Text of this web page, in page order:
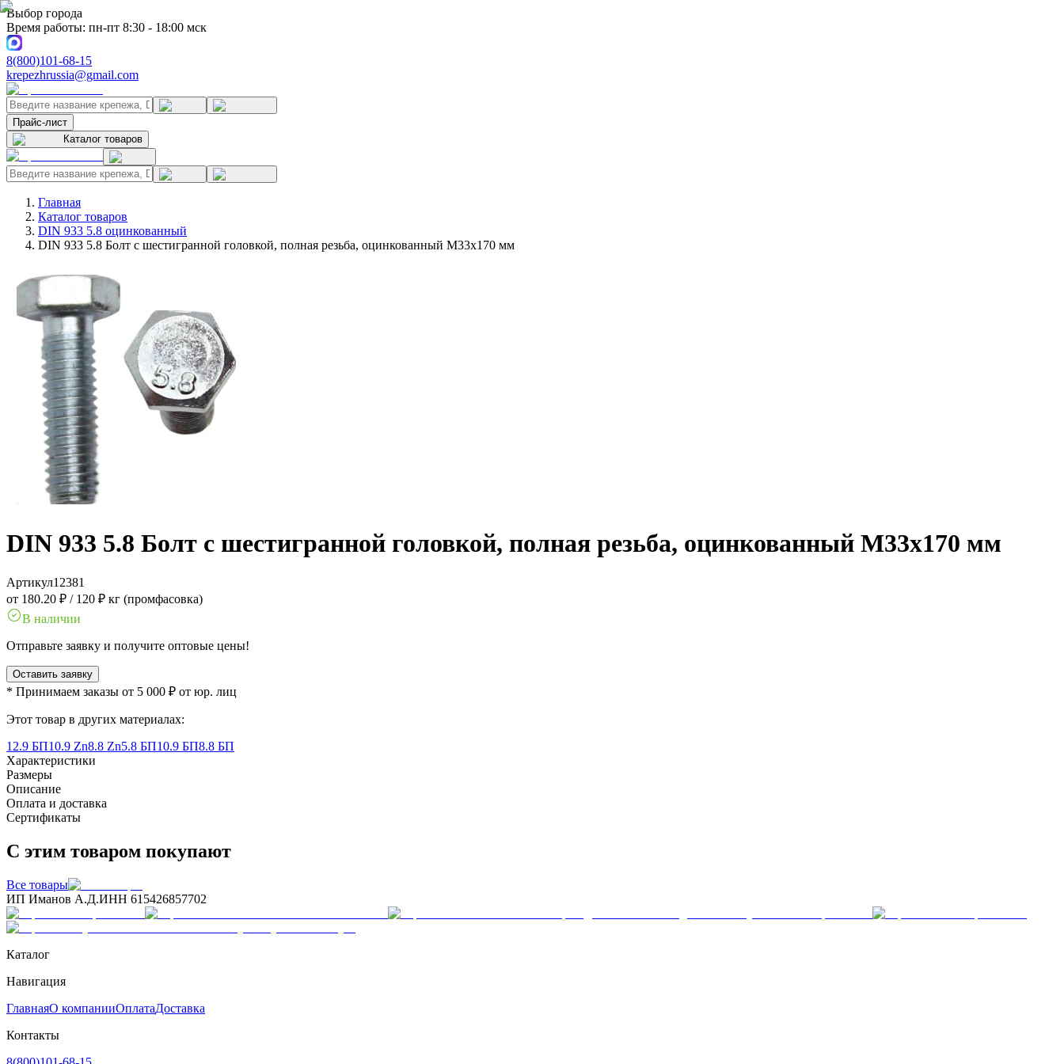
Выбор города
Время работы: пн-пт 8:30 - 18:00 мск
8(800)101-68-15
krepezhrussia@gmail.com
Прайс-лист
Каталог товаров
Главная
Каталог товаров
DIN 933 5.8 оцинкованный
DIN 933 5.8 Болт с шестигранной головкой, полная резьба, оцинкованный M33x170 мм
DIN 933 5.8 Болт с шестигранной головкой, полная резьба, оцинкованный M33x170 мм
Артикул12381
от 180.20 ₽ / 120 ₽ кг (промфасовка)
В наличии
Отправьте заявку и получите оптовые цены!
Оставить заявку
* Принимаем заказы от 5 000 ₽ от юр. лиц
Этот товар в других материалах:
12.9 БП10.9 Zn8.8 Zn5.8 БП10.9 БП8.8 БП
Характеристики
Размеры
Описание
Оплата и доставка
Сертификаты
С этим товаром покупают
Все товары
ИП Иманов А.Д.ИНН 615426857702
Каталог
Навигация
ГлавнаяО компанииОплатаДоставка
Контакты